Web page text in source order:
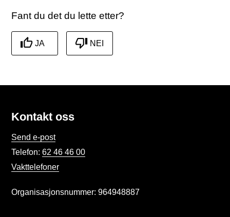
Fant du det du lette etter?
JA NEI
Kontakt oss
Send e-post
Telefon:62 46 46 00
Vakttelefoner
Organisasjonsnummer: 964948887